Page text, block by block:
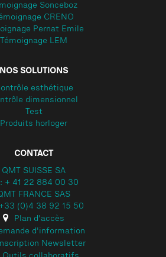
Sonceboz
CRENO
Pernat Emile
Témoignage LEM
NOS SOLUTIONS
esthétique
dimensionnel
Test
Produits horloger
CONTACT
QMT SUISSE SA
+ 41 22 884 00 30
FRANCE SAS
+33 (0)4 38 92 15 50
Plan d'accès
d'information
Newsletter